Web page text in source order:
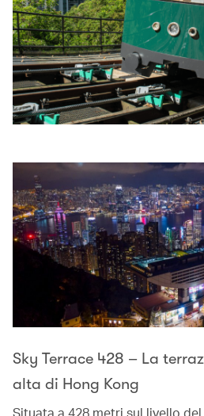
Sky Terrace 428 – La
alta di Hong Kong
Situata a 428 metri sul livello